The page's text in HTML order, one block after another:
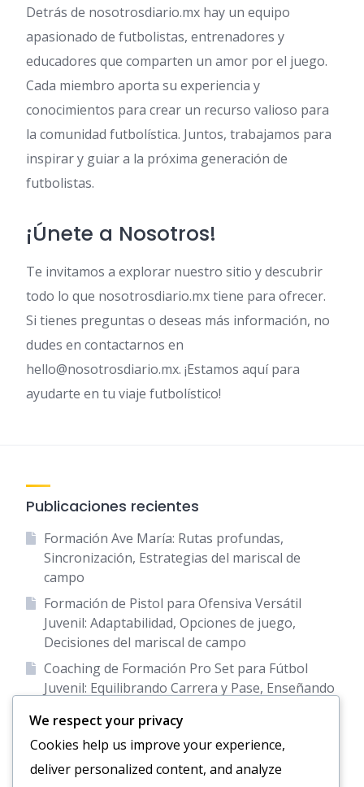
Detrás de nosotrosdiario.mx hay un equipo
apasionado de futbolistas, entrenadores y
educadores que comparten un amor por el juego.
Cada miembro aporta su experiencia y
conocimientos para crear un recurso valioso para
la comunidad futbolística. Juntos, trabajamos para
inspirar y guiar a la próxima generación de
futbolistas.
¡Únete a Nosotros!
Te invitamos a explorar nuestro sitio y descubrir
todo lo que nosotrosdiario.mx tiene para ofrecer.
Si tienes preguntas o deseas más información, no
dudes en contactarnos en
hello@nosotrosdiario.mx. ¡Estamos aquí para
ayudarte en tu viaje futbolístico!
Publicaciones recientes
Formación Ave María: Rutas profundas,
Sincronización, Estrategias del mariscal de
campo
Formación de Pistol para Ofensiva Versátil
Juvenil: Adaptabilidad, Opciones de juego,
Decisiones del mariscal de campo
Coaching de Formación Pro Set para Fútbol
Juvenil: Equilibrando Carrera y Pase, Enseñando
Entrenamiento en Formación T para Fútbol
Juvenil: Instrucción de Jugadas en la Línea de
Gol, Alineación y Ejecución
We respect your privacy
Cookies help us improve your experience,
deliver personalized content, and analyze